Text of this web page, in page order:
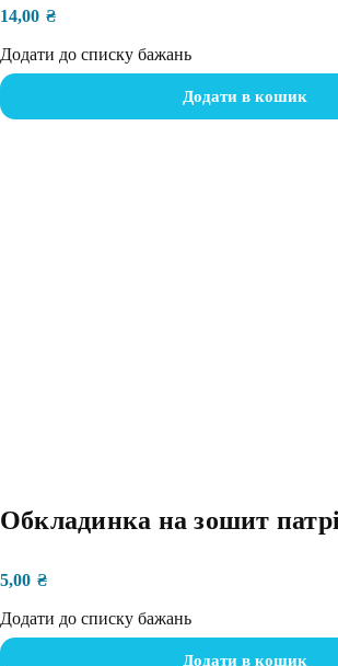
14,00 ₴
Додати до списку бажань
Додати в кошик
Обкладинка на зошит
5,00 ₴
Додати до списку бажань
Додати в кошик